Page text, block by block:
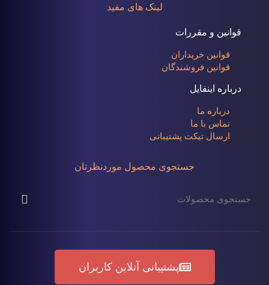
لینک های مفید
قوانین و مقررات
قوانین خریداران
قوانین فروشندگان
درباره اینفایل
درباره ما
تماس با ما
ارسال تیکت پشتیبانی
جستجوی محصول موردنظرتان
پشتیبانی آنلاین کاربران